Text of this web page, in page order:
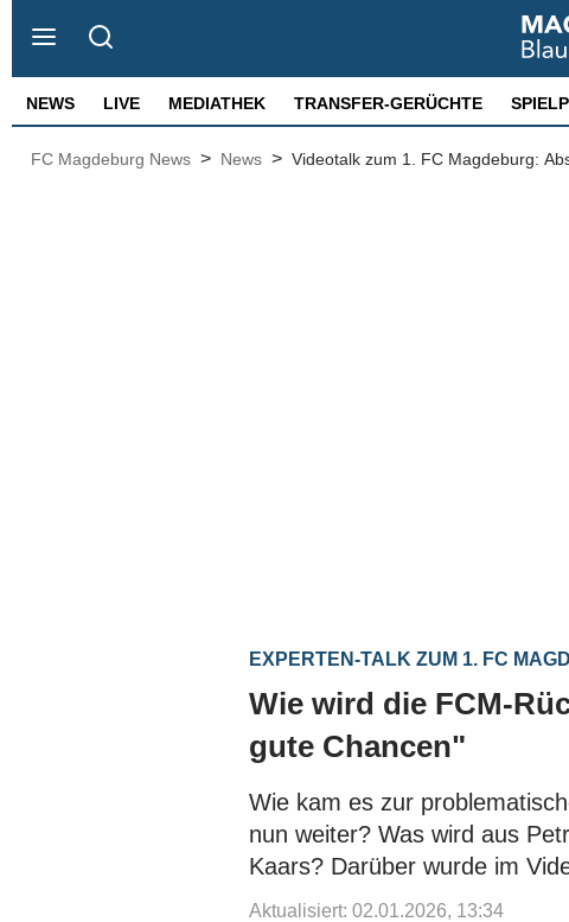
NEWS LIVE MEDIATHEK TRANSFER-GERÜCHTE
FC Magdeburg News > News > Videotalk zum 1. FC Magdeburg:
EXPERTEN-TALK ZUM 1. FC
Wie wird die FCM-
gute Chancen"
Wie kam es zur
nun weiter? Was wird aus
Kaars? Darüber wurde im
Aktualisiert: 02.01.2026, 13:34